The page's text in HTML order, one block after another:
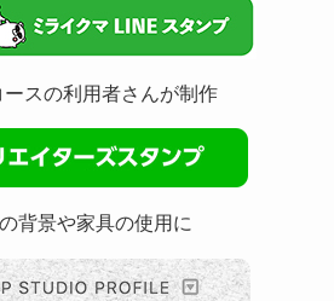
ースの利用者さんが制作
背景や家具の使用に